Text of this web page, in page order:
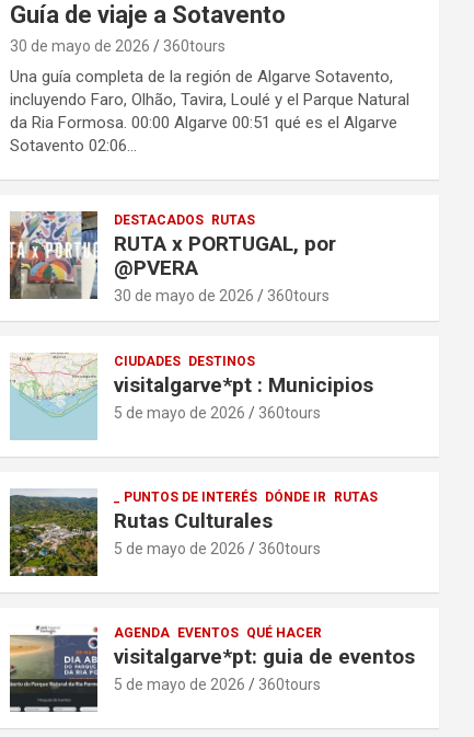
Guía de viaje a Sotavento
30 de mayo de 2026 360tours
Una guía completa de la región de Algarve Sotavento,
incluyendo Faro, Olhão, Tavira, Loulé y el Parque Natural
da Ria Formosa. 00:00 Algarve 00:51 qué es el Algarve
Sotavento 02:06…
DESTACADOS RUTAS
RUTA x PORTUGAL, por
@PVERA
30 de mayo de 2026 360tours
CIUDADES DESTINOS
visitalgarve*pt : Municipios
5 de mayo de 2026 360tours
_ PUNTOS DE INTERÉS DÓNDE IR RUTAS
Rutas Culturales
5 de mayo de 2026 360tours
AGENDA EVENTOS QUÉ HACER
visitalgarve*pt: guia de eventos
5 de mayo de 2026 360tours